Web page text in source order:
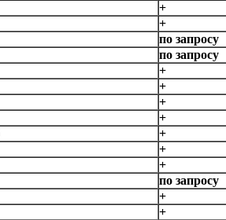
+
+
по запросу
по запросу
+
+
+
+
+
+
+
по запросу
+
+